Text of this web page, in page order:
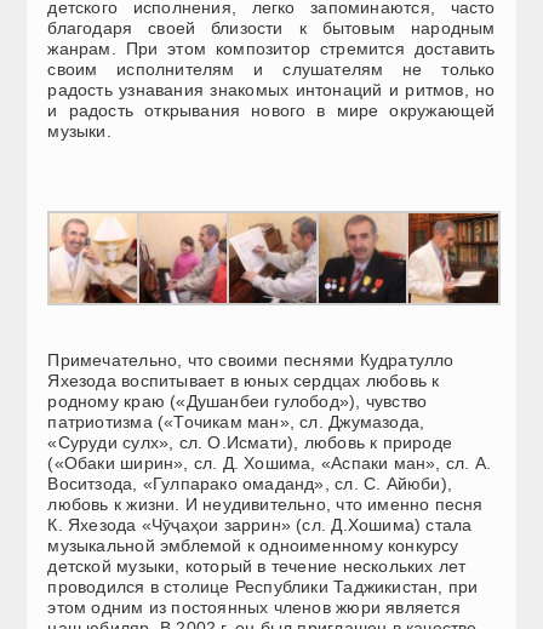
детского исполнения, легко запоминаются, часто
благодаря своей близости к бытовым народным
жанрам. При этом композитор стремится доставить
своим исполнителям и слушателям не только
радость узнавания знакомых интонаций и ритмов, но
и радость открывания нового в мире окружающей
музыки.
Примечательно, что своими песнями Кудратулло
Яхезода воспитывает в юных сердцах любовь к
родному краю («Душанбеи гулобод»), чувство
патриотизма («Точикам ман», сл. Джумазода,
«Суруди сулх», сл. О.Исмати), любовь к природе
(«Обаки ширин», сл. Д. Хошима, «Аспаки ман», сл. А.
Воситзода, «Гулпарако омаданд», сл. С. Айюби),
любовь к жизни. И неудивительно, что именно песня
К. Яхезода «Чӯҷаҳои заррин» (сл. Д.Хошима) стала
музыкальной эмблемой к одноименному конкурсу
детской музыки, который в течение нескольких лет
проводился в столице Республики Таджикистан, при
этом одним из постоянных членов жюри является